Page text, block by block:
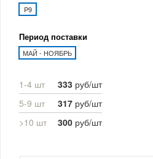
P9
Период поставки
МАЙ - НОЯБРЬ
1-4 шт 333 руб/шт
5-9 шт
317 руб/шт
>10 шт
300 руб/шт